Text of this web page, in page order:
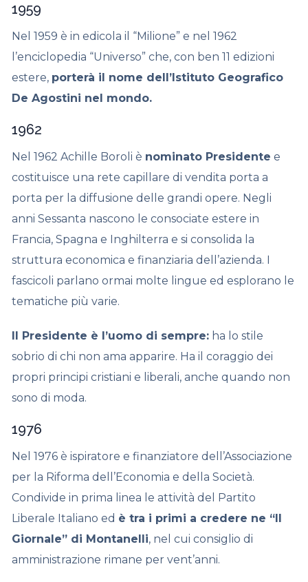
1959
Nel 1959 è in edicola il “Milione” e nel 1962
l’enciclopedia “Universo” che, con ben 11 edizioni
estere, porterà il nome dell’Istituto Geografico
De Agostini nel mondo.
1962
Nel 1962 Achille Boroli è nominato Presidente e
costituisce una rete capillare di vendita porta a
porta per la diffusione delle grandi opere. Negli
anni Sessanta nascono le consociate estere in
Francia, Spagna e Inghilterra e si consolida la
struttura economica e finanziaria dell’azienda. I
fascicoli parlano ormai molte lingue ed esplorano le
tematiche più varie.
Il Presidente è l’uomo di sempre: ha lo stile
sobrio di chi non ama apparire. Ha il coraggio dei
propri principi cristiani e liberali, anche quando non
sono di moda.
1976
Nel 1976 è ispiratore e finanziatore dell’Associazione
per la Riforma dell’Economia e della Società.
Condivide in prima linea le attività del Partito
Liberale Italiano ed è tra i primi a credere ne “Il
Giornale” di Montanelli, nel cui consiglio di
amministrazione rimane per vent’anni.